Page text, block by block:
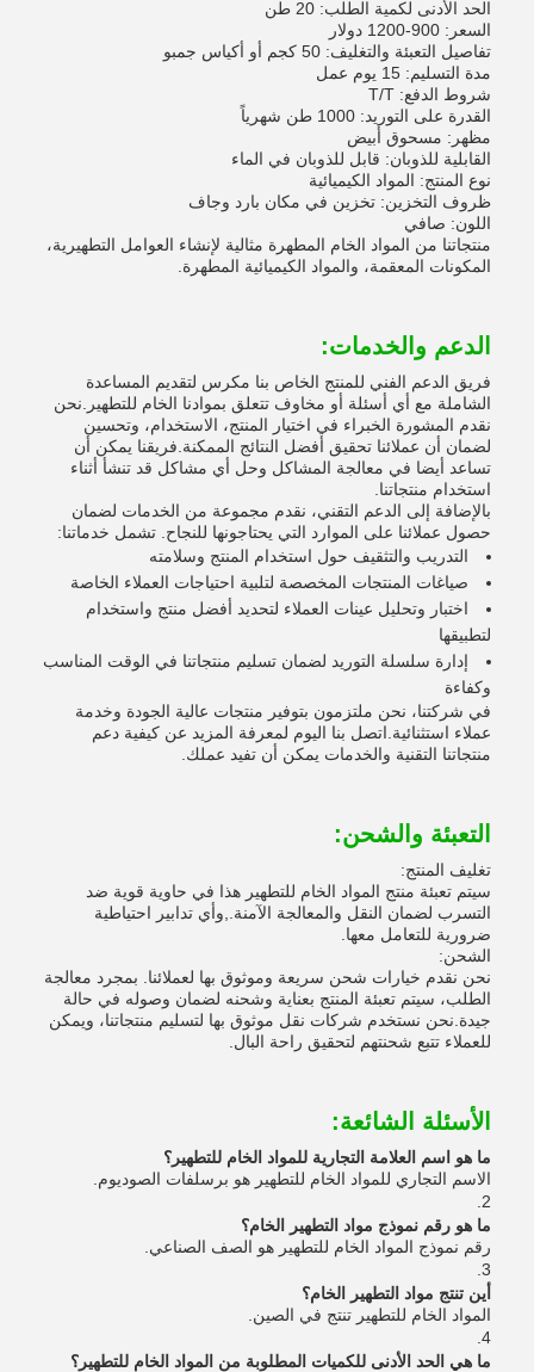
الحد الأدنى لكمية الطلب: 20 طن
السعر: 900-1200 دولار
تفاصيل التعبئة والتغليف: 50 كجم أو أكياس جمبو
مدة التسليم: 15 يوم عمل
شروط الدفع: T/T
القدرة على التوريد: 1000 طن شهرياً
مظهر: مسحوق أبيض
القابلية للذوبان: قابل للذوبان في الماء
نوع المنتج: المواد الكيميائية
ظروف التخزين: تخزين في مكان بارد وجاف
اللون: صافي
منتجاتنا من المواد الخام المطهرة مثالية لإنشاء العوامل التطهيرية،
المكونات المعقمة، والمواد الكيميائية المطهرة.
الدعم والخدمات:
فريق الدعم الفني للمنتج الخاص بنا مكرس لتقديم المساعدة
الشاملة مع أي أسئلة أو مخاوف تتعلق بموادنا الخام للتطهير.نحن
نقدم المشورة الخبراء في اختيار المنتج، الاستخدام، وتحسين
لضمان أن عملائنا تحقيق أفضل النتائج الممكنة.فريقنا يمكن أن
تساعد أيضا في معالجة المشاكل وحل أي مشاكل قد تنشأ أثناء
استخدام منتجاتنا.
بالإضافة إلى الدعم التقني، نقدم مجموعة من الخدمات لضمان
حصول عملائنا على الموارد التي يحتاجونها للنجاح. تشمل خدماتنا:
التدريب والتثقيف حول استخدام المنتج وسلامته
صياغات المنتجات المخصصة لتلبية احتياجات العملاء الخاصة
اختبار وتحليل عينات العملاء لتحديد أفضل منتج واستخدام
لتطبيقها
إدارة سلسلة التوريد لضمان تسليم منتجاتنا في الوقت المناسب
وكفاءة
في شركتنا، نحن ملتزمون بتوفير منتجات عالية الجودة وخدمة
عملاء استثنائية.اتصل بنا اليوم لمعرفة المزيد عن كيفية دعم
منتجاتنا التقنية والخدمات يمكن أن تفيد عملك.
التعبئة والشحن:
تغليف المنتج:
سيتم تعبئة منتج المواد الخام للتطهير هذا في حاوية قوية ضد
التسرب لضمان النقل والمعالجة الآمنة.,وأي تدابير احتياطية
ضرورية للتعامل معها.
الشحن:
نحن نقدم خيارات شحن سريعة وموثوق بها لعملائنا. بمجرد معالجة
الطلب، سيتم تعبئة المنتج بعناية وشحنه لضمان وصوله في حالة
جيدة.نحن نستخدم شركات نقل موثوق بها لتسليم منتجاتنا، ويمكن
للعملاء تتبع شحنتهم لتحقيق راحة البال.
الأسئلة الشائعة:
ما هو اسم العلامة التجارية للمواد الخام للتطهير؟
الاسم التجاري للمواد الخام للتطهير هو برسلفات الصوديوم.
2.
ما هو رقم نموذج مواد التطهير الخام؟
رقم نموذج المواد الخام للتطهير هو الصف الصناعي.
3.
أين تنتج مواد التطهير الخام؟
المواد الخام للتطهير تنتج في الصين.
4.
ما هي الحد الأدنى للكميات المطلوبة من المواد الخام للتطهير؟